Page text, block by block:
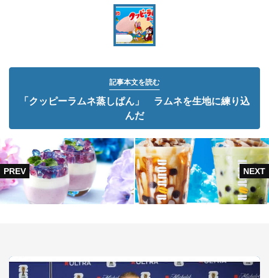
記事本文を読む
「クッピーラムネ蒸しぱん」 ラムネを生地に練り込
んだ